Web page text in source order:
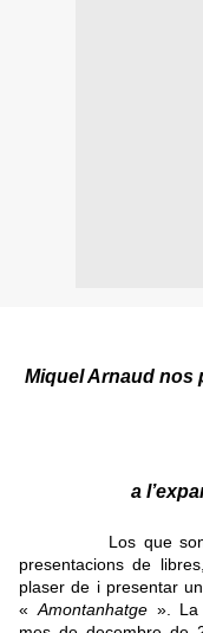
Miquel Arnaud nos
a
Los que son
presentacions de
plaser de i presentar
«Amontanhatge». La